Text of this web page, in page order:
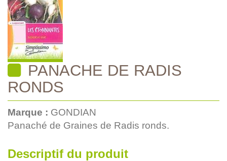
PANACHE DE RADIS
RONDS
Marque : GONDIAN
Panaché de Graines de Radis ronds.
Descriptif du produit